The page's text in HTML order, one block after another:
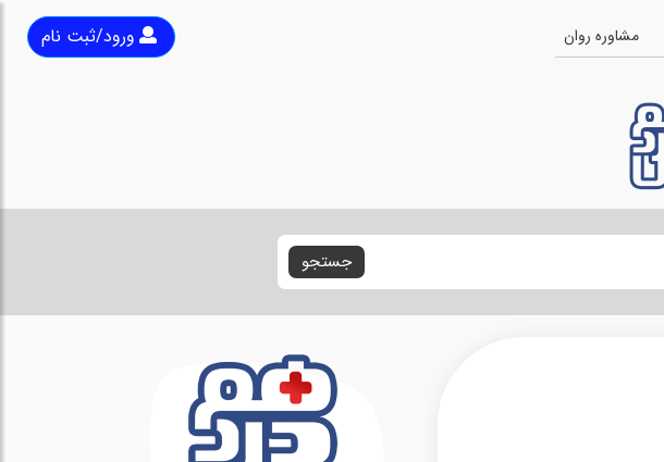
مشاوره روان ورود/ثبت نام
جستجو